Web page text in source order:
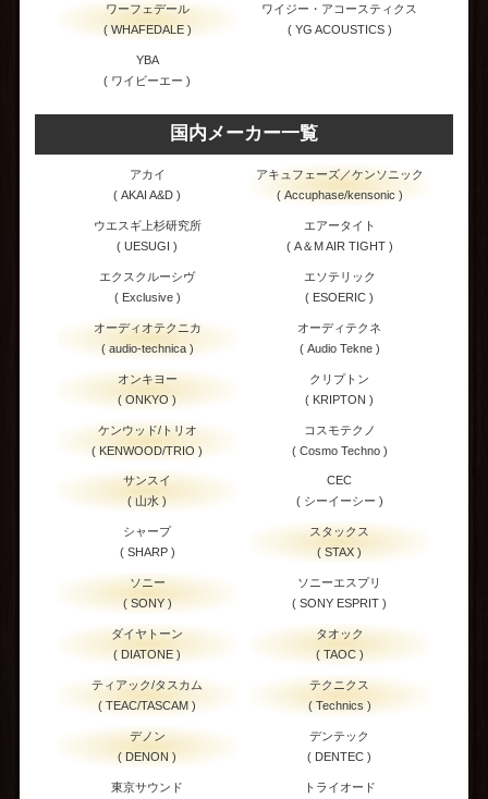
ワーフェデール
( WHAFEDALE )
ワイジー・アコースティクス
( YG ACOUSTICS )
YBA
( ワイビーエー )
国内メーカー一覧
アカイ
( AKAI A&D )
アキュフェーズ／ケンソニック
( Accuphase/kensonic )
ウエスギ上杉研究所
( UESUGI )
エアータイト
( A＆M AIR TIGHT )
エクスクルーシヴ
( Exclusive )
エソテリック
( ESOERIC )
オーディオテクニカ
( audio-technica )
オーディテクネ
( Audio Tekne )
オンキヨー
( ONKYO )
クリプトン
( KRIPTON )
ケンウッド/トリオ
( KENWOOD/TRIO )
コスモテクノ
( Cosmo Techno )
サンスイ
( 山水 )
CEC
( シーイーシー )
シャープ
( SHARP )
スタックス
( STAX )
ソニー
( SONY )
ソニーエスプリ
( SONY ESPRIT )
ダイヤトーン
( DIATONE )
タオック
( TAOC )
ティアック/タスカム
( TEAC/TASCAM )
テクニクス
( Technics )
デノン
( DENON )
デンテック
( DENTEC )
東京サウンド
トライオード